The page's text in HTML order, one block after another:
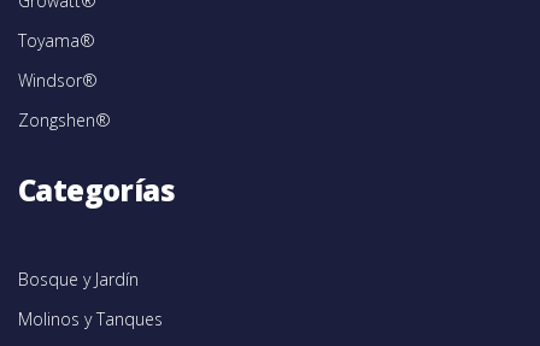
Toyama®
Windsor®
Zongshen®
Categorías
Bosque y Jardín
Molinos y Tanques